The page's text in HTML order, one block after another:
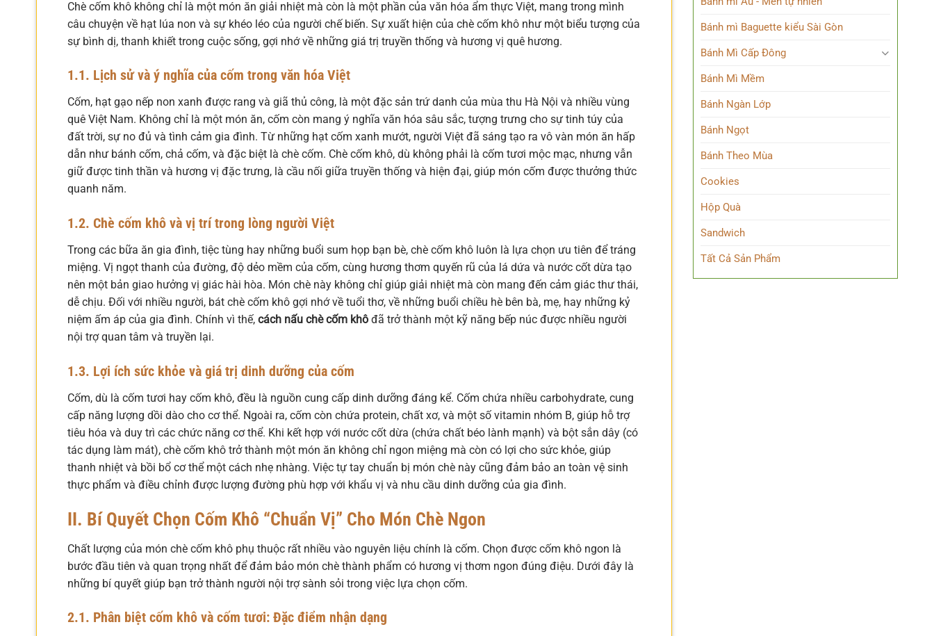
Chè cốm khô không chỉ là một món ăn giải nhiệt mà còn là một phần của văn hóa ẩm thực Việt, mang trong mình
câu chuyện về hạt lúa non và sự khéo léo của người chế biến. Sự xuất hiện của chè cốm khô như một biểu tượng của
sự bình dị, thanh khiết trong cuộc sống, gợi nhớ về những giá trị truyền thống và hương vị quê hương.
1.1. Lịch sử và ý nghĩa của cốm trong văn hóa Việt
Cốm, hạt gạo nếp non xanh được rang và giã thủ công, là một đặc sản trứ danh của mùa thu Hà Nội và nhiều vùng
quê Việt Nam. Không chỉ là một món ăn, cốm còn mang ý nghĩa văn hóa sâu sắc, tượng trưng cho sự tinh túy của
đất trời, sự no đủ và tình cảm gia đình. Từ những hạt cốm xanh mướt, người Việt đã sáng tạo ra vô vàn món ăn hấp
dẫn như bánh cốm, chả cốm, và đặc biệt là chè cốm. Chè cốm khô, dù không phải là cốm tươi mộc mạc, nhưng vẫn
giữ được tinh thần và hương vị đặc trưng, là cầu nối giữa truyền thống và hiện đại, giúp món cốm được thưởng thức
quanh năm.
1.2. Chè cốm khô và vị trí trong lòng người Việt
Trong các bữa ăn gia đình, tiệc tùng hay những buổi sum họp bạn bè, chè cốm khô luôn là lựa chọn ưu tiên để tráng
miệng. Vị ngọt thanh của đường, độ dẻo mềm của cốm, cùng hương thơm quyến rũ của lá dứa và nước cốt dừa tạo
nên một bản giao hưởng vị giác hài hòa. Món chè này không chỉ giúp giải nhiệt mà còn mang đến cảm giác thư thái,
dễ chịu. Đối với nhiều người, bát chè cốm khô gợi nhớ về tuổi thơ, về những buổi chiều hè bên bà, mẹ, hay những kỷ
niệm ấm áp của gia đình. Chính vì thế, cách nấu chè cốm khô đã trở thành một kỹ năng bếp núc được nhiều người
nội trợ quan tâm và truyền lại.
1.3. Lợi ích sức khỏe và giá trị dinh dưỡng của cốm
Cốm, dù là cốm tươi hay cốm khô, đều là nguồn cung cấp dinh dưỡng đáng kể. Cốm chứa nhiều carbohydrate, cung
cấp năng lượng dồi dào cho cơ thể. Ngoài ra, cốm còn chứa protein, chất xơ, và một số vitamin nhóm B, giúp hỗ trợ
tiêu hóa và duy trì các chức năng cơ thể. Khi kết hợp với nước cốt dừa (chứa chất béo lành mạnh) và bột sắn dây (có
tác dụng làm mát), chè cốm khô trở thành một món ăn không chỉ ngon miệng mà còn có lợi cho sức khỏe, giúp
thanh nhiệt và bồi bổ cơ thể một cách nhẹ nhàng. Việc tự tay chuẩn bị món chè này cũng đảm bảo an toàn vệ sinh
thực phẩm và điều chỉnh được lượng đường phù hợp với khẩu vị và nhu cầu dinh dưỡng của gia đình.
II. Bí Quyết Chọn Cốm Khô “Chuẩn Vị” Cho Món Chè Ngon
Chất lượng của món chè cốm khô phụ thuộc rất nhiều vào nguyên liệu chính là cốm. Chọn được cốm khô ngon là
bước đầu tiên và quan trọng nhất để đảm bảo món chè thành phẩm có hương vị thơm ngon đúng điệu. Dưới đây là
những bí quyết giúp bạn trở thành người nội trợ sành sỏi trong việc lựa chọn cốm.
2.1. Phân biệt cốm khô và cốm tươi: Đặc điểm nhận dạng
Bánh mì Baguette kiểu Sài Gòn
Bánh Mì Cấp Đông
Bánh Mì Mềm
Bánh Ngàn Lớp
Bánh Ngọt
Bánh Theo Mùa
Cookies
Hộp Quà
Sandwich
Tất Cả Sản Phẩm